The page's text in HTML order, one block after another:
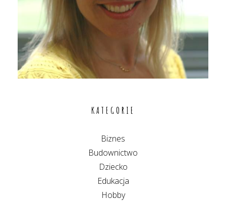
KATEGORIE
Biznes
Budownictwo
Dziecko
Edukacja
Hobby